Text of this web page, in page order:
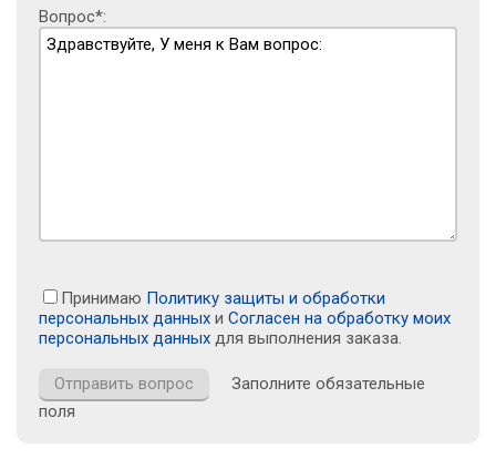
Вопрос*:
Принимаю Политику защиты и обработки
персональных данных и Согласен на обработку моих
персональных данных для выполнения заказа.
Заполните обязательные
поля